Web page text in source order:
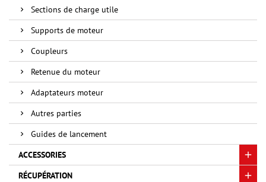
Sections de charge utile
Supports de moteur
Coupleurs
Retenue du moteur
Adaptateurs moteur
Autres parties
Guides de lancement
ACCESSORIES
RÉCUPÉRATION